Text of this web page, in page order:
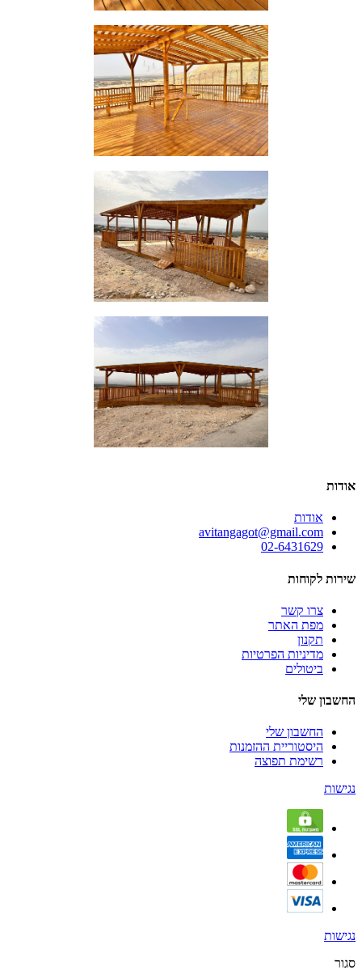
אודות
אודות
avitangagot@gmail.com
02-6431629
שירות לקוחות
צרו קשר
מפת האתר
תקנון
מדיניות הפרטיות
ביטולים
החשבון שלי
החשבון שלי
היסטוריית ההזמנות
רשימת תפוצה
נגישות
נגישות
סגור